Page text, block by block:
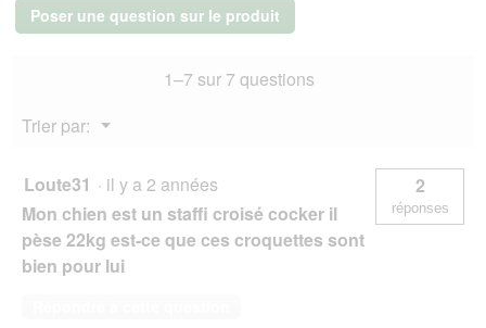
chien,
Medium
poulet
Poser une question sur le produit
1–7 sur 7 questions
Trier par:
▼
Menu
Loute31 · il y a 2 années
Mon chien est un staffi croisé cocker il
pèse 22kg est-ce que ces croquettes sont
bien pour lui
2
réponses